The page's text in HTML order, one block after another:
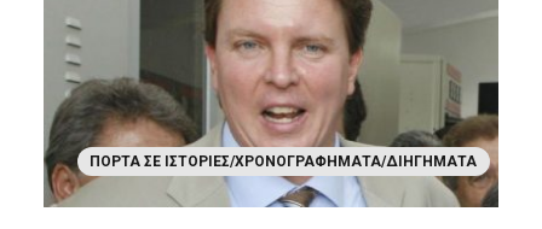
ΠΌΡΤΑ ΣΕ ΙΣΤΟΡΊΕΣ/ΧΡΟΝΟΓΡΑΦΉΜΑΤΑ/ΔΙΗΓΉΜΑΤΑ